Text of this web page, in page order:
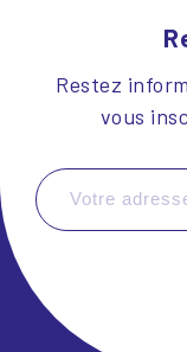
Restez
vous